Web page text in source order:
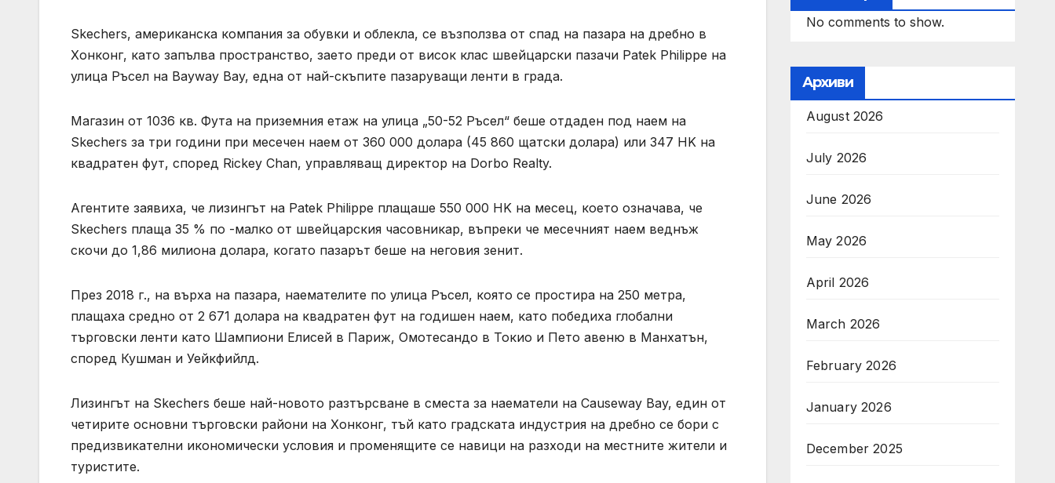
Skechers, американска компания за обувки и облекла, се възползва от спад на пазара на дребно в
Хонконг, като запълва пространство, заето преди от висок клас швейцарски пазачи Patek Philippe на
улица Ръсел на Bayway Bay, една от най-скъпите пазаруващи ленти в града.
Магазин от 1036 кв. Фута на приземния етаж на улица „50-52 Ръсел“ беше отдаден под наем на
Skechers за три години при месечен наем от 360 000 долара (45 860 щатски долара) или 347 HK на
квадратен фут, според Rickey Chan, управляващ директор на Dorbo Realty.
Агентите заявиха, че лизингът на Patek Philippe плащаше 550 000 HK на месец, което означава, че
Skechers плаща 35 % по -малко от швейцарския часовникар, въпреки че месечният наем веднъж
скочи до 1,86 милиона долара, когато пазарът беше на неговия зенит.
През 2018 г., на върха на пазара, наемателите по улица Ръсел, която се простира на 250 метра,
плащаха средно от 2 671 долара на квадратен фут на годишен наем, като победиха глобални
търговски ленти като Шампиони Елисей в Париж, Омотесандо в Токио и Пето авеню в Манхатън,
според Кушман и Уейкфийлд.
Лизингът на Skechers беше най-новото разтърсване в сместа за наематели на Causeway Bay, един от
четирите основни търговски райони на Хонконг, тъй като градската индустрия на дребно се бори с
предизвикателни икономически условия и променящите се навици на разходи на местните жители и
туристите.
No comments to show.
Архиви
August 2026
July 2026
June 2026
May 2026
April 2026
March 2026
February 2026
January 2026
December 2025